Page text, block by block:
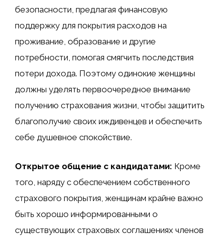
безопасности, предлагая финансовую
поддержку для покрытия расходов на
проживание, образование и другие
потребности, помогая смягчить последствия
потери дохода. Поэтому одинокие женщины
должны уделять первоочередное внимание
получению страхования жизни, чтобы защитить
благополучие своих иждивенцев и обеспечить
себе душевное спокойствие.
Открытое общение с кандидатами: Кроме
того, наряду с обеспечением собственного
страхового покрытия, женщинам крайне важно
быть хорошо информированными о
существующих страховых соглашениях членов